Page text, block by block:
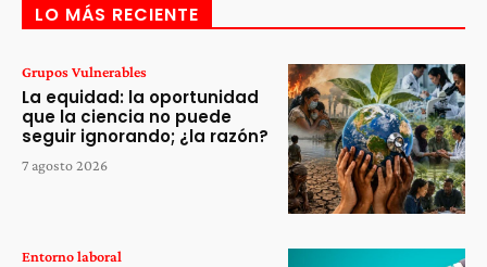
LO MÁS RECIENTE
Grupos Vulnerables
La equidad: la oportunidad
que la ciencia no puede
seguir ignorando; ¿la razón?
7 agosto 2026
Entorno laboral